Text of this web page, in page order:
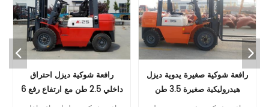
رافعة شوكية ديزل احتراق
داخلي 2.5 طن مع ارتفاع رفع 6
أمتار
رافعة شوكية صغيرة يدوية ديزل
هيدروليكية صغيرة 3.5 طن
3500 كجم مع سارية حاوية